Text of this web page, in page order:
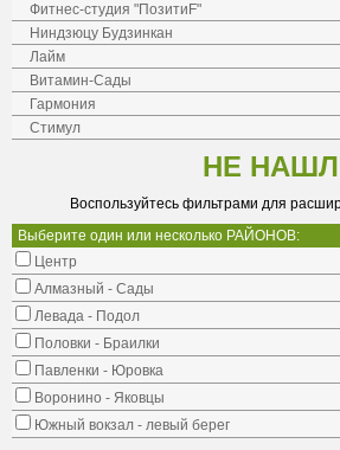
Фитнес-студия "ПозитиF"
Ниндзюцу Будзинкан
Лайм
Витамин-Сады
Гармония
Стимул
НЕ
Воспользуйтесь фильтрами для
Выберите один или несколько РАЙОНОВ:
Центр
Алмазный - Сады
Левада - Подол
Половки - Браилки
Павленки - Юровка
Воронино - Яковцы
Южный вокзал - левый берег